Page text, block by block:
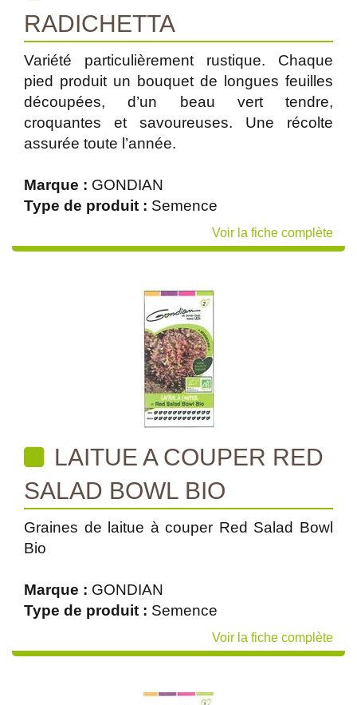
RADICHETTA
Variété particulièrement rustique. Chaque
pied produit un bouquet de longues feuilles
découpées, d’un beau vert tendre,
croquantes et savoureuses. Une récolte
assurée toute l’année.
Marque : GONDIAN
Type de produit : Semence
Voir la fiche complète
LAITUE A COUPER RED
SALAD BOWL BIO
Graines de laitue à couper Red Salad Bowl
Bio
Marque : GONDIAN
Type de produit : Semence
Voir la fiche complète